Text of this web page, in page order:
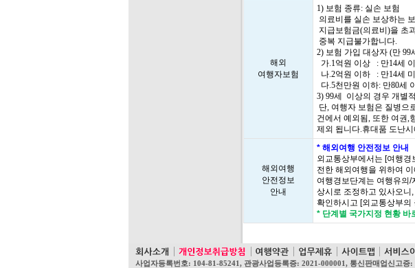
해외
여행자보험
1) 보험 종류: 실손 보험
의료비를 실손 보상하는
지급보험금(의료비)을 초
중복 지급불가합니다.
2) 보험 가입 대상자 (만
가.1억원 이상 : 만14세
나.2억원 이하 : 만14세
다.5천만원 이하: 만80세
3) 99세 이상의 경우 개별
단, 여행자 보험은 질병으
건에서 예외됨, 또한 여권,
제외 됩니다.휴대품 도난
해외여행
안전정보
안내
* 해외여행 안전정보 안내
외교통상부에서는 [여행
전한 해외여행을 위하여
여행경보단계는 여행유의
상시로 조정하고 있사오니
확인하시고 [외교통상부
* 단계별 국가지정 현황 바
사업자등록번호: 104-81-85241, 관광사업등록증: 2021-000001, 통신판매업신고